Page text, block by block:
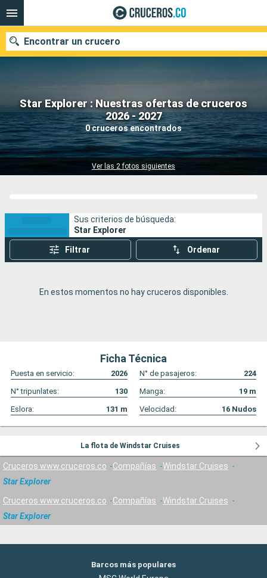
Star Explorer : Nuestras ofertas de cruceros
2026 - 2027
0 cruceros encontrados
Ver las 2 fotos siguientes
Encontrar un crucero
Fecha de salida
Buscar
Sus criterios de búsqueda:
Star Explorer
Filtrar Ordenar
En estos momentos no hay cruceros disponibles.
Ficha Técnica
Puesta en servicio: 2026 N° de pasajeros:
224
N° tripunlates:
130 Manga: 19 m
Eslora:
131 m Velocidad: 16 Nudos
La flota de Windstar Cruises
Cruceros www.cruceros.co Compañías
Windstar Cruises
Star Explorer
Cruceros www.cruceros.co Compañías
Windstar Cruises
Star Explorer
Barcos más populares